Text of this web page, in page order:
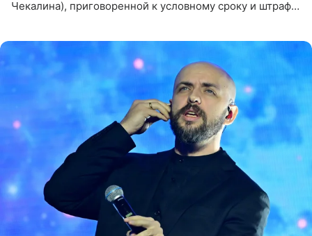
Чекалина), приговоренной к условному сроку и штрафу,